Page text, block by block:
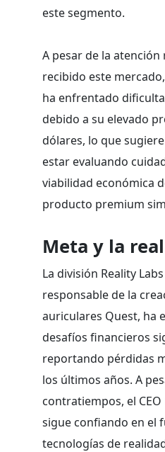
este segmento.
A pesar de la atención
recibido este
ha enfrentado
debido a su elevado
dólares, lo que
estar evaluando
viabilidad económica
producto premium
Meta y la
La división Reality
responsable de la
auriculares Quest, ha
desafíos financieros
reportando pérdidas
los últimos años. A
contratiempos, el
sigue confiando en el
tecnologías de